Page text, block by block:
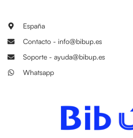
España
Contacto - info@bibup.es
Soporte - ayuda@bibup.es
Whatsapp